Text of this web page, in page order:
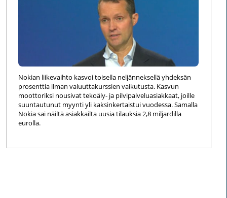
Nokian liikevaihto kasvoi toisella neljänneksellä yhdeksän
prosenttia ilman valuuttakurssien vaikutusta. Kasvun
moottoriksi nousivat tekoäly- ja pilvipalveluasiakkaat, joille
suuntautunut myynti yli kaksinkertaistui vuodessa. Samalla
Nokia sai näiltä asiakkailta uusia tilauksia 2,8 miljardilla
eurolla.